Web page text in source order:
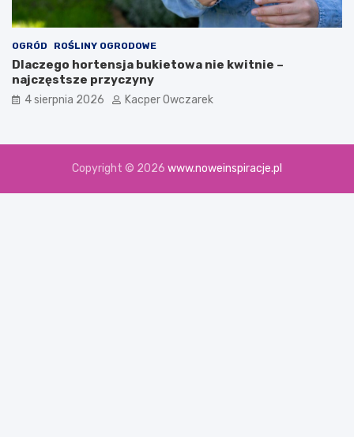
OGRÓD ROŚLINY OGRODOWE
Dlaczego hortensja bukietowa nie kwitnie –
najczęstsze przyczyny
4 sierpnia 2026 Kacper Owczarek
Copyright © 2026 www.noweinspiracje.pl